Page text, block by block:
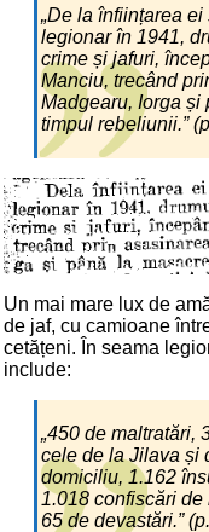
„De la înființarea
legionar în 1941,
crime și jafuri,
Manciu, trecând
Madgearu, Iorga și
timpul rebeliunii.”
Un mai mare lux de
de jaf, cu camioane
cetățeni. În seama
include:
„450 de maltratări,
cele de la Jilava și
domiciliu, 1.162
1.018 confiscări
65 de devastări.”